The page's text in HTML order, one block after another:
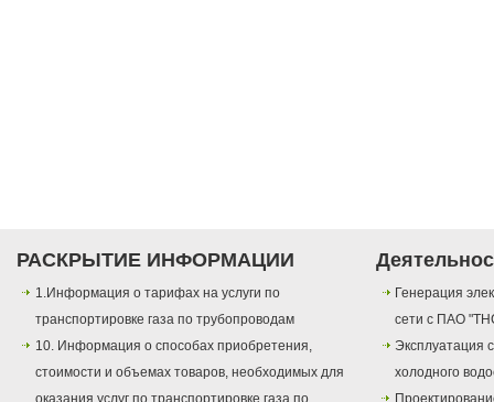
РАСКРЫТИЕ ИНФОРМАЦИИ
1.Информация о тарифах на услуги по
транспортировке газа по трубопроводам
10. Информация о способах приобретения,
стоимости и объемах товаров, необходимых для
оказания услуг по транспортировке газа по
Генерация
сети с ПАО
Эксплуатация
холодного